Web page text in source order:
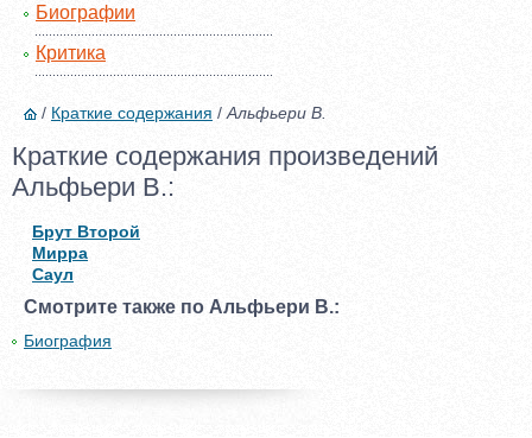
Биографии
Критика
/ Краткие содержания / Альфьери В.
Краткие содержания произведений
Альфьери В.:
Брут Второй
Мирра
Саул
Смотрите также по Альфьери В.:
Биография